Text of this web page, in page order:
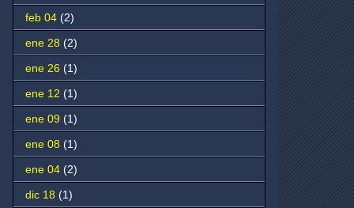
feb 04 (2)
ene 28 (2)
ene 26 (1)
ene 12 (1)
ene 09 (1)
ene 08 (1)
ene 04 (2)
dic 18 (1)